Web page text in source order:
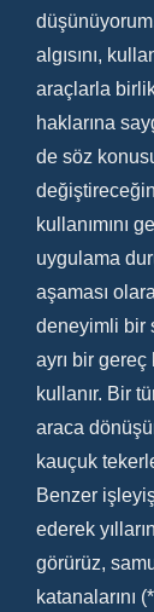
algısını,
araçlarla
haklarına
de söz
kullanımını
uygulama
aşaması
deneyimli bir
ayrı bir gereç
kullanır. Bir
araca
kauçuk
Benzer
ederek
görürüz,
katanalarını